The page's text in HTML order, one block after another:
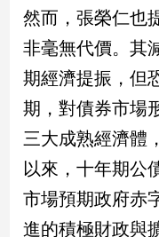
聞
流
行/
時
追
星
生
活
然而，張榮仁也
非毫無代價。其
期經濟提振，但
期，對債券市場
三大成熟經濟體
以來，十年期公
市場預期政府赤
進的積極財政與